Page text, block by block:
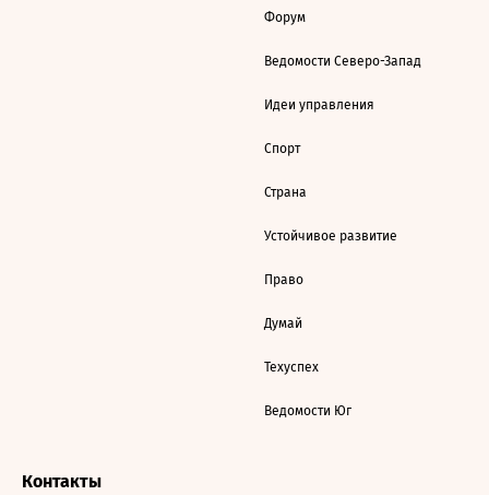
Форум
Ведомости Северо-Запад
Идеи управления
Спорт
Страна
Устойчивое развитие
Право
Думай
Техуспех
Ведомости Юг
Контакты